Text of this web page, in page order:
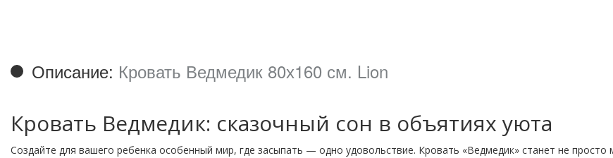
Описание: Кровать Ведмедик 80х160 см. Lion
Кровать Ведмедик: сказочный сон в объятиях уюта
Создайте для вашего ребенка особенный мир, где засыпать — одно удовольствие. Кровать «Ведмедик» станет не